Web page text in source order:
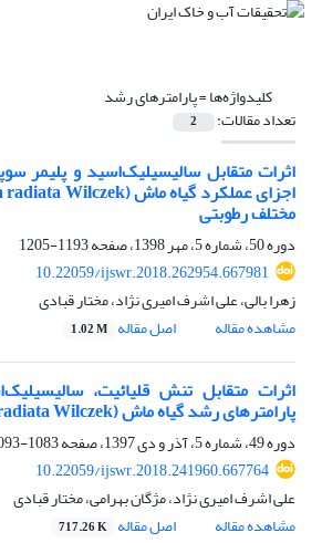
کلیدواژه‌ها =پارامترهای رشد
تعداد مقالات: 2
اثرات متقابل سالیسیلیک‌اسید و پلیمر
مختلف رطوبتی
دوره 50، شماره 5، مهر 1398، صفحه
1193-1205
10.22059/ijswr.2018.262954.667981
زهرا بالی، علی اشرف امیری نژاد، مختار قبادی
مشاهده مقاله
اصل مقاله 1.02 M
اثرات متقابل تنش قلیائیت،
پارامترهای رشد گیاه ماش (Vigna radiata Wilczek)
دوره 49، شماره 5، آذر و دی 1397، صفحه
1083-1093
10.22059/ijswr.2018.241960.667764
علی اشرف امیری نژاد، مژگان بهرامی، مختار قبادی
مشاهده مقاله
اصل مقاله 717.26 K